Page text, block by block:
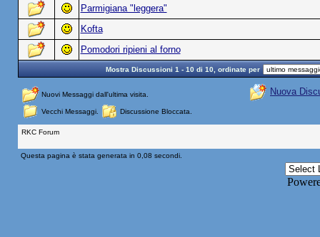
Parmigiana "leggera"
Kofta
Pomodori ripieni al forno
Mostra Discussioni 1 - 10 di 10, ordinate per
Nuovi Messaggi dall'ultima visita.
Vecchi Messaggi. Discussione Bloccata.
Nuova
RKC Forum
Questa pagina è stata generata in 0,08 secondi.